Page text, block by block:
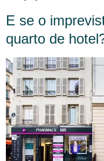
E se o
quarto de